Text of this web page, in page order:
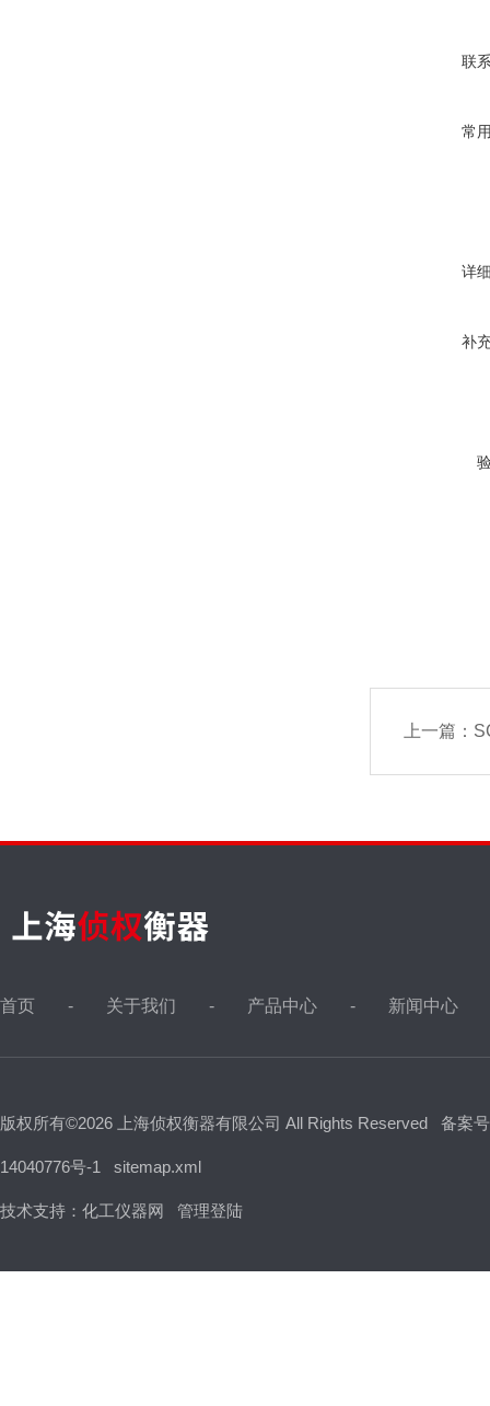
联
常
详
补
上一篇：
首页 关于我们 产品中心 新闻中心
版权所有©2026 上海侦权衡器有限公司 All Rights Reserved 备案
14040776号-1 sitemap.xml
技术支持： 化工仪器网 管理登陆